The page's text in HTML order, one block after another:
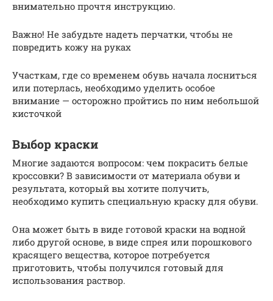
внимательно прочтя инструкцию.
Важно! Не забудьте надеть перчатки, чтобы не
повредить кожу на руках
Участкам, где со временем обувь начала лосниться
или потерлась, необходимо уделить особое
внимание — осторожно пройтись по ним небольшой
кисточкой
Выбор краски
Многие задаются вопросом: чем покрасить белые
кроссовки? В зависимости от материала обуви и
результата, который вы хотите получить,
необходимо купить специальную краску для обуви.
Она может быть в виде готовой краски на водной
либо другой основе, в виде спрея или порошкового
красящего вещества, которое потребуется
приготовить, чтобы получился готовый для
использования раствор.